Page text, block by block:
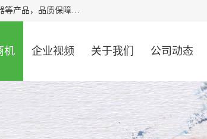
北京中创汇安科贸有限公司专业生产救援三脚架、天鹰4X气体检测仪、梅思安空气呼吸器、霍尼韦尔速差器等产品，品质保障，价格合理，欢迎在线致电咨询。
机 企业视频 关于我们 公司动态